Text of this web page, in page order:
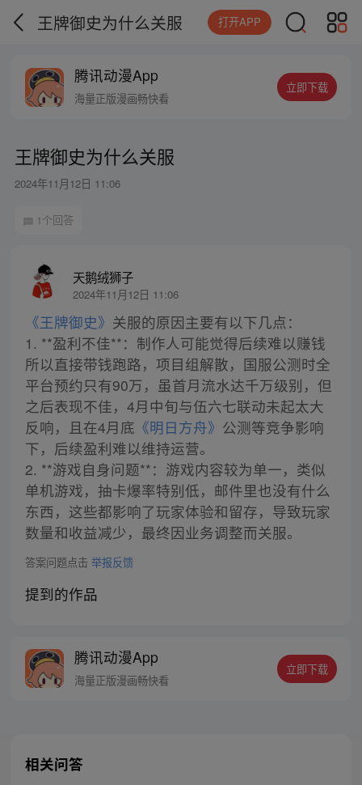
王牌御史为什么关服 打开APP
腾讯动漫App
海量正版漫画畅快看
立即下载
王牌御史为什么关服
2024年11月12日 11:06
1个回答
天鹅绒狮子
2024年11月12日 11:06
《王牌御史》 关服的原因主要有以下几点：
1. **盈利不佳**：制作人可能觉得后续难以赚钱
所以直接带钱跑路，项目组解散，国服公测时全
平台预约只有90万，虽首月流水达千万级别，但
之后表现不佳，4月中旬与伍六七联动未起太大
反响，且在4月底 《明日方舟》 公测等竞争影响
下，后续盈利难以维持运营。
2. **游戏自身问题**：游戏内容较为单一，类似
单机游戏，抽卡爆率特别低，邮件里也没有什么
东西，这些都影响了玩家体验和留存，导致玩家
数量和收益减少，最终因业务调整而关服。
答案问题点击 举报反馈
提到的作品
腾讯动漫App
海量正版漫画畅快看
立即下载
相关问答